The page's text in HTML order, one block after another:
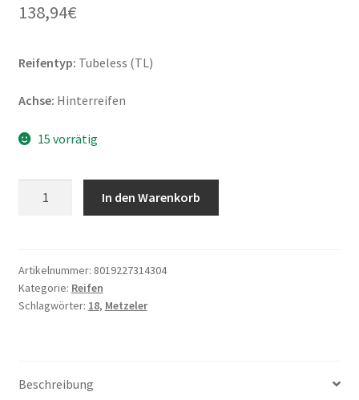
138,94€
Reifentyp: Tubeless (TL)
Achse: Hinterreifen
15 vorrätig
150/70
R
18
Menge
In den Warenkorb
Artikelnummer: 8019227314304
Kategorie: Reifen
Schlagwörter: 18, Metzeler
Beschreibung